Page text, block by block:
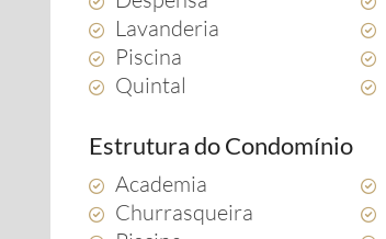
Lavanderia
Piscina
Quintal
Estrutura do Condomínio
Academia
Churrasqueira